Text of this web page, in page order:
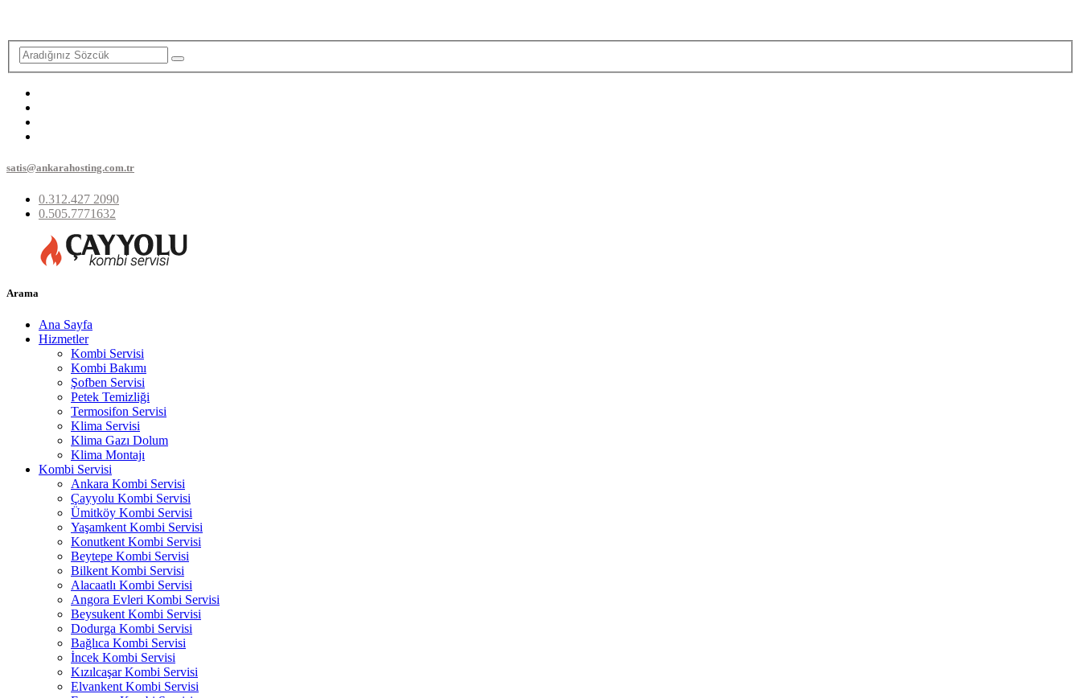
satis@ankarahosting.com.tr
0.312.427 2090
0.505.7771632
Arama
Ana Sayfa
Hizmetler
Kombi Servisi
Kombi Bakımı
Şofben Servisi
Petek Temizliği
Termosifon Servisi
Klima Servisi
Klima Gazı Dolum
Klima Montajı
Kombi Servisi
Ankara Kombi Servisi
Çayyolu Kombi Servisi
Ümitköy Kombi Servisi
Yaşamkent Kombi Servisi
Konutkent Kombi Servisi
Beytepe Kombi Servisi
Bilkent Kombi Servisi
Alacaatlı Kombi Servisi
Angora Evleri Kombi Servisi
Beysukent Kombi Servisi
Dodurga Kombi Servisi
Bağlıca Kombi Servisi
İncek Kombi Servisi
Kızılcaşar Kombi Servisi
Elvankent Kombi Servisi